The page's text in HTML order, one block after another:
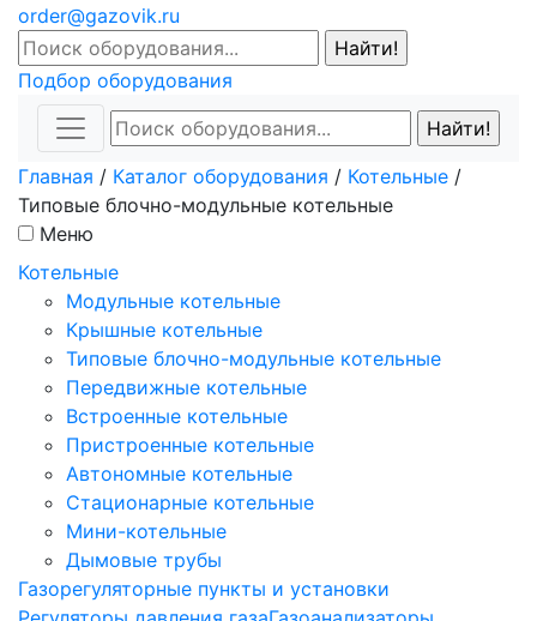
order@gazovik.ru
Подбор оборудования
Главная / Каталог оборудования / Котельные /
Типовые блочно-модульные котельные
Меню
Котельные
Модульные котельные
Крышные котельные
Типовые блочно-модульные котельные
Передвижные котельные
Встроенные котельные
Пристроенные котельные
Автономные котельные
Стационарные котельные
Мини-котельные
Дымовые трубы
Газорегуляторные пункты и установки